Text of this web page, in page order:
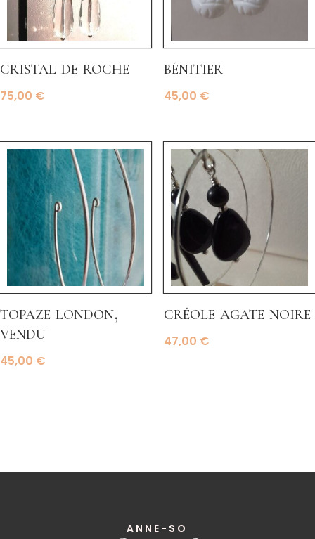
cristal de roche
75,00 €
bénitier
45,00 €
topaze london,
vendu
45,00 €
créole agate noire
47,00 €
ANNE-SO